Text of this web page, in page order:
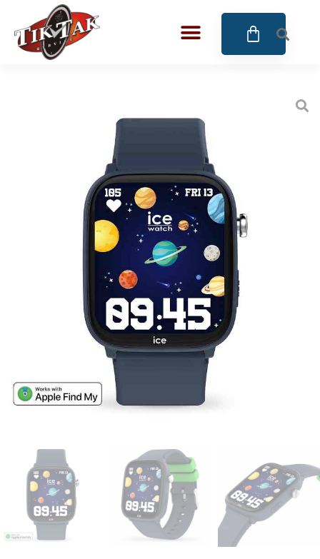
CANGO & RINALDI
CANGO & RINALDI CHARM
CANGO&RINALDI KARÓRÁK
CASIO
DIVAT KARÓRÁK (Curren, Oulm,Naviforce, D-
DOXA
ESPRIT